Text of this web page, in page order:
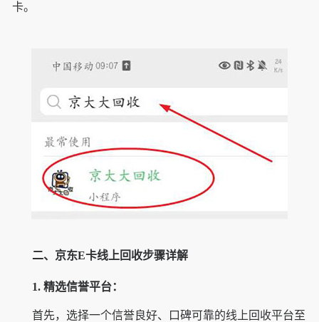
卡。
二、京东E卡线上回收步骤详解
1. 精选信誉平台：
首先，选择一个信誉良好、口碑可靠的线上回收平台至